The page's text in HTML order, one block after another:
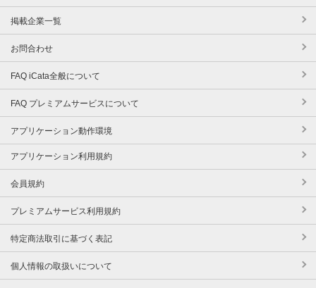
掲載企業一覧
お問合わせ
FAQ iCata全般について
FAQ プレミアムサービスについて
アプリケーション動作環境
アプリケーション利用規約
会員規約
プレミアムサービス利用規約
特定商法取引に基づく表記
個人情報の取扱いについて